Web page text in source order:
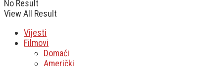
No Result
View All Result
Vijesti
Filmovi
Domaći
Američki